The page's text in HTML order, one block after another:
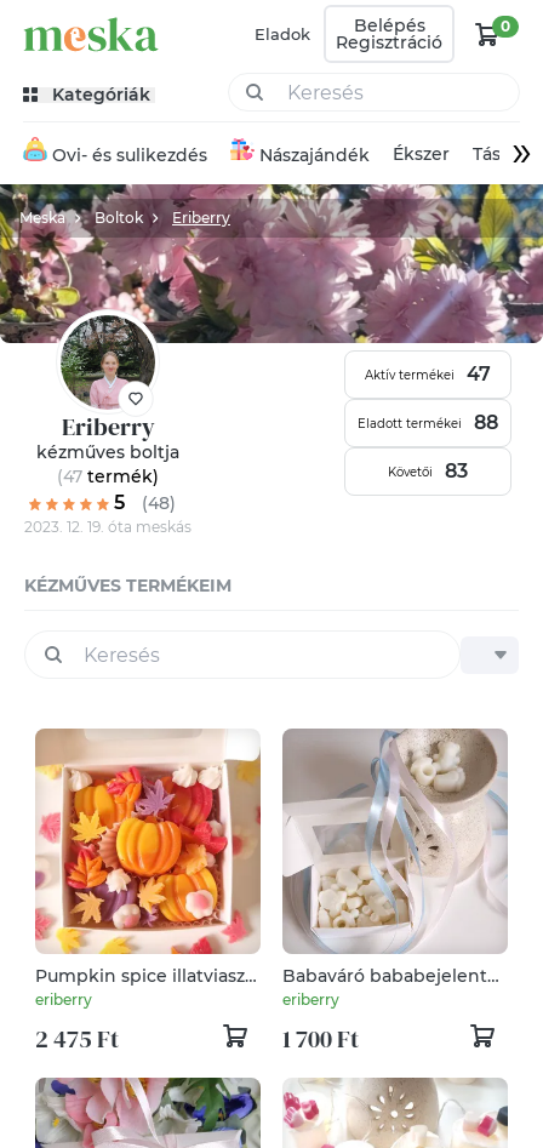
Eladok Belépés
Regisztráció
0
Kategóriák
Ovi- és sulikezdés Nászajándék Ékszer Táska»
Meska Boltok Eriberry
Eriberry
kézműves boltja
(47 termék)
5 (48)
2023. 12. 19. óta meskás
Aktív termékei 47
Eladott termékei 88
Követői 83
KÉZMŰVES TERMÉKEIM
Pumpkin spice illatviasz /
tökös pite illat őszi
eriberry
2 475 Ft
Babaváró bababejelentő
meglepetés illatviasz
dobozka / babaköszöntő /
babalátogató / gender
reveal
eriberry
1 700 Ft